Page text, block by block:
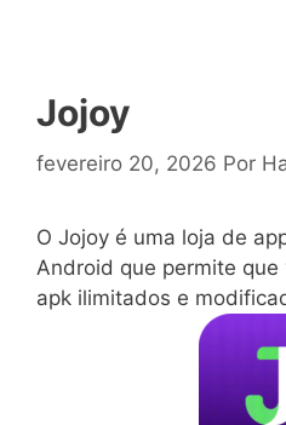
Jojoy
fevereiro 20, 2026 Por
O Jojoy é uma loja de
Android que permite
apk ilimitados e